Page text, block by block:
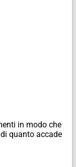
in modo che
quanto accade